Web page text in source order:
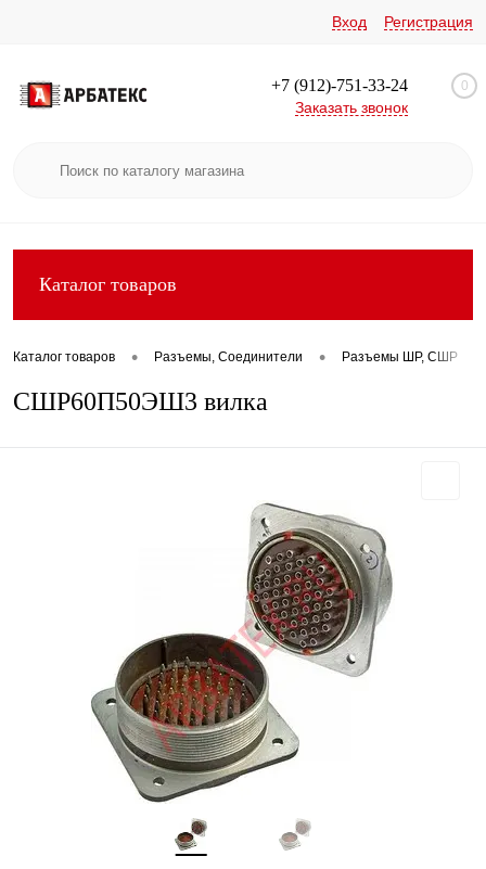
Вход Регистрация
+7 (912)-751-33-24
Заказать звонок
0
Каталог товаров
Каталог товаров • Разъемы, Соединители • Разъемы ШР, СШР
СШР60П50ЭШ3 вилка